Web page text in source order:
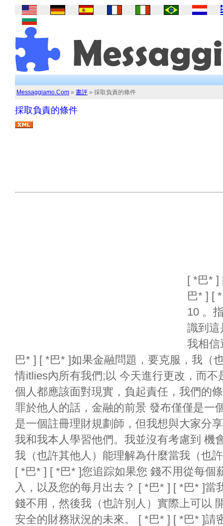
Messaggiamo.Com » 書評 » 採取負責的條件
採取負責的條件
[ *巴* ]
巴* ] [
10 。
識到這
我相信
巴* ] [ *巴* ]如果金融問題，要克服，我（
情itlies內所有我們;以 今天進行更改，而
個人都應該面對現實，負起責任，我們的
罪於他人的話，金融的前景 發布僅僅是一
是一個註冊理財規劃師，但我想與大家分
我和我本人學習他們。我並沒有考慮到 機
我（也許其他人）能理解為什麼當我（也
[ *巴* ] [ *巴* ]您追踪如果您 錢不用從每個
入，以及您的每月出去？ [ *巴* ] [ *巴* ]當
錢不用，然後我（也許別人）實際上可以
安全的財務狀況的未來。 [ *巴* ] [ *巴* ]請